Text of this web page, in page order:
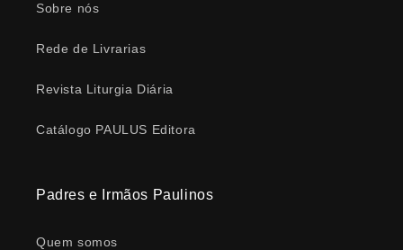
Sobre nós
Rede de Livrarias
Revista Liturgia Diária
Catálogo PAULUS Editora
Padres e Irmãos Paulinos
Quem somos